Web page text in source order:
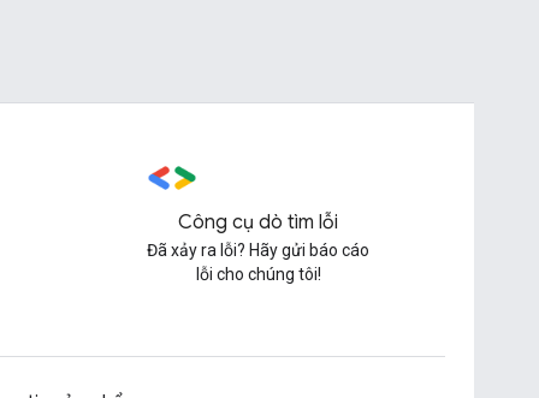
Công cụ dò tìm lỗi
Đã xảy ra lỗi? Hãy gửi báo cáo
lỗi cho chúng tôi!